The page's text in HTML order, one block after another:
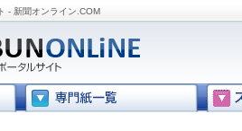
- 新聞オンライン.COM